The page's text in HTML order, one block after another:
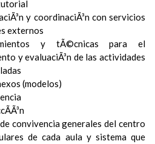
y coordinaciÃ³n con servicios
externos
y tÃ©cnicas para el
y evaluaciÃ³n de las actividades
(modelos)
convivencia generales del centro
de cada aula y sistema que